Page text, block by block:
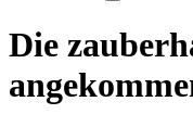
Die